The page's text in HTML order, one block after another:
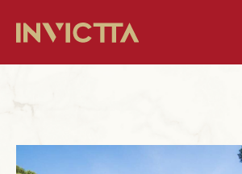
Imóveis à venda